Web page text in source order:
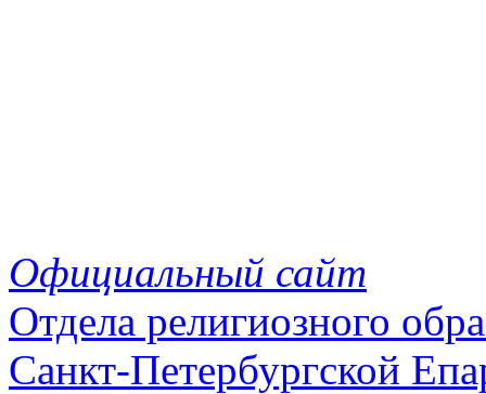
Официальный сайт
Отдела религиозного
Санкт-Петербургской